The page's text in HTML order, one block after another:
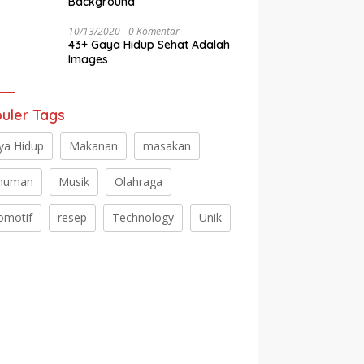
10/13/2020 0 Komentar
43+ Gaya Hidup Sehat Adalah
Images
Tags
Hidup Makanan masakan
Musik Olahraga
resep Technology Unik